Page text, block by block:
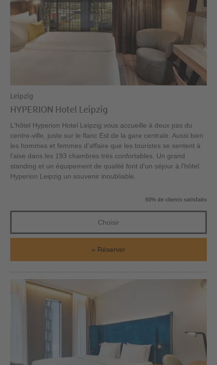
Leipzig
HYPERION Hotel Leipzig
L'hôtel Hyperion Hotel Leipzig vous accueille à deux pas du
centre-ville, juste sur le flanc Est de la gare centrale. Aussi bien
les hommes et femmes d'affaire que les touristes se sentent à
l'aise dans les 193 chambres très confortables. Un grand
standing et un équipement de qualité font d'un séjour à l'hôtel
Hyperion Leipzig un souvenir inoubliable.
93% de clients satisfaits
Choisir
Réserver